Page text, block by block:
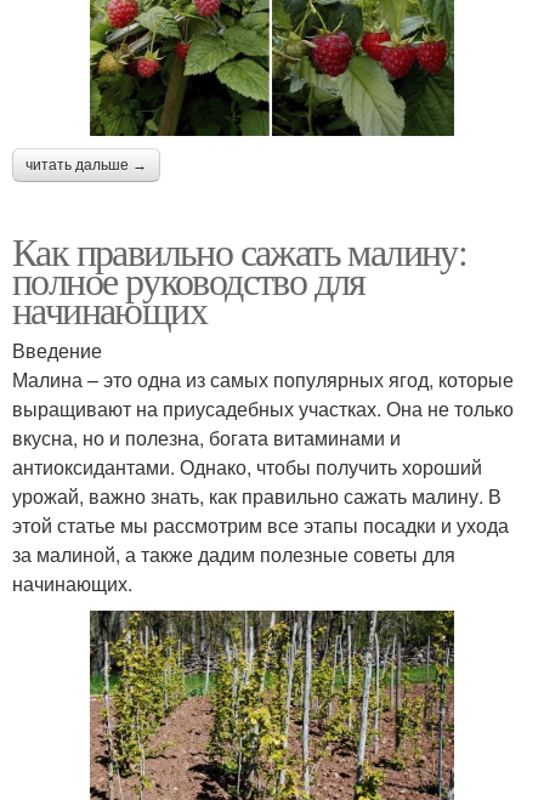
читать дальше →
Как правильно сажать малину:
полное руководство для
начинающих
Введение
Малина – это одна из самых популярных ягод, которые
выращивают на приусадебных участках. Она не только
вкусна, но и полезна, богата витаминами и
антиоксидантами. Однако, чтобы получить хороший
урожай, важно знать, как правильно сажать малину. В
этой статье мы рассмотрим все этапы посадки и ухода
за малиной, а также дадим полезные советы для
начинающих.